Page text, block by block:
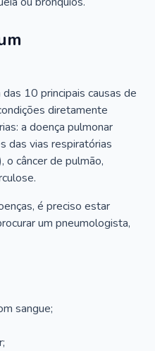
10 principais causas de
diretamente
a doença pulmonar
das vias respiratórias
o câncer de pulmão,
é preciso estar
um pneumologista,
sangue;